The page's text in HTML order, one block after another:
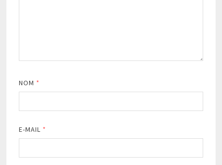
NOM *
E-MAIL *